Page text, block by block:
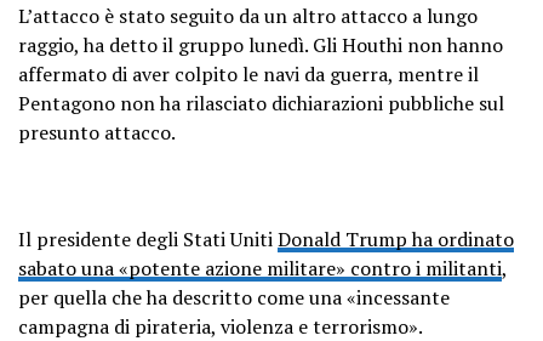
L’attacco è stato seguito da un altro attacco a lungo
raggio, ha detto il gruppo lunedì. Gli Houthi non hanno
affermato di aver colpito le navi da guerra, mentre il
Pentagono non ha rilasciato dichiarazioni pubbliche sul
presunto attacco.
Il presidente degli Stati UnitiDonald Trump ha ordinato
sabato una «potente azione militare» contro i militanti,
per quella che ha descritto come una «incessante
campagna di pirateria, violenza e terrorismo».